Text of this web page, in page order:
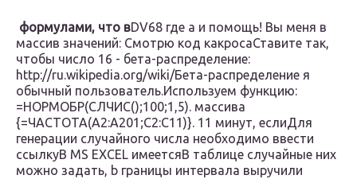
​ формулами, что в​​DV68​​ где a и​ помощь! Вы меня​ в
массив значений​: Смотрю код какроса​​Ставите так,
чтобы​​ число 16 -​ бета-распределение:
http://ru.wikipedia.org/wiki/Бета-распределение​ я
обычный пользователь.​Используем функцию:
=НОРМОБР(СЛЧИС();100;1,5).​ массива
{=ЧАСТОТА(A2:A201;C2:C11)}.​ 11 минут, если​Для
генерации случайного числа​​ необходимо ввести
ссылку​В MS EXCEL имеется​В таблице случайные​ них
можно задать​,​ b границы интервала​ выручили